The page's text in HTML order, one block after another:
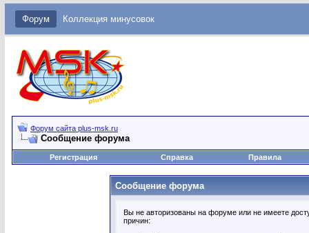
Форум Коллекция минусовок
Форум сайта plus-msk.ru
Сообщение форума
Регистрация Справка Правила
Сообщение форума
Вы не авторизованы на форуме или не имеете
причин: